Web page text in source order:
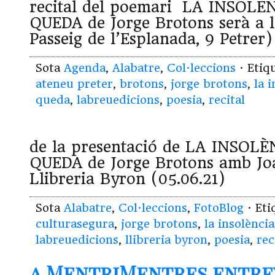
recital del poemari LA
QUEDA de Jorge Brotons serà a
Passeig de l’Esplanada, 9
Sota Agenda, Alabatre, Col·leccions ·
ateneu preter, brotons, jorge brotons, la
queda, labreuedicions, poesia, recital
de la presentació de LA
QUEDA de Jorge Brotons amb
Llibreria Byron (05.06.21)
Sota Alabatre, Col·leccions, FotoBlog ·
culturasegura, jorge brotons, la
labreuedicions, llibreria byron, poesia,